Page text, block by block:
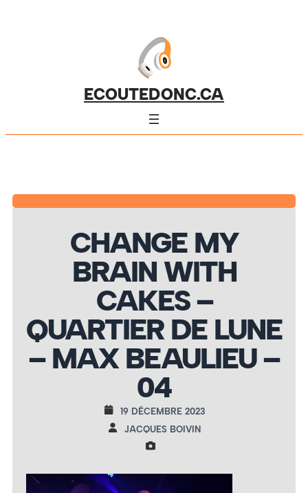
ECOUTEDONC.CA
CHANGE MY
BRAIN WITH
CAKES –
QUARTIER DE LUNE
– MAX BEAULIEU –
04
19 DÉCEMBRE 2023
JACQUES BOIVIN